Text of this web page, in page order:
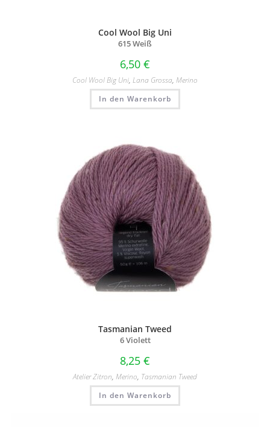
Cool Wool Big Uni
615 Weiß
6,50 €
Cool Wool Big Uni, Lana Grossa, Merino
In den Warenkorb
Tasmanian Tweed
6 Violett
8,25 €
Atelier Zitron, Merino, Tasmanian Tweed
In den Warenkorb